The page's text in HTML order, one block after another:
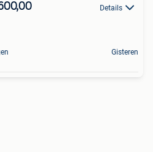
Details
Gisteren